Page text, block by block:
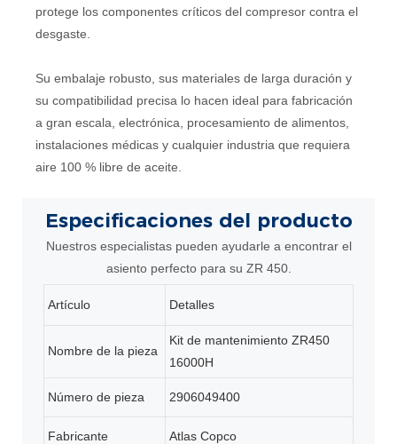
protege los componentes críticos del compresor contra el
desgaste.
Su embalaje robusto, sus materiales de larga duración y
su compatibilidad precisa lo hacen ideal para fabricación
a gran escala, electrónica, procesamiento de alimentos,
instalaciones médicas y cualquier industria que requiera
aire 100 % libre de aceite.
Especificacionesdel producto
Nuestros especialistas pueden ayudarle a encontrar el
asiento perfecto para su ZR 450.
Artículo Detalles
Nombre de la pieza
Kit de mantenimiento ZR450
16000H
Número de pieza 2906049400
Fabricante Atlas Copco